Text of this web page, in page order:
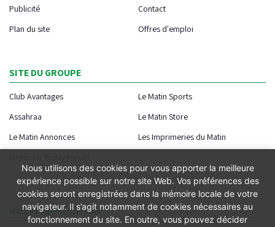
Publicité
Contact
Plan du site
Offres d'emploi
SITE DU GROUPE
Club Avantages
Le Matin Sports
Assahraa
Le Matin Store
Le Matin Annonces
Les Imprimeries du Matin
NOTRE APPLICATION
Nous utilisons des cookies pour vous apporter la meilleure
expérience possible sur notre site Web. Vos préférences des
cookies seront enregistrées dans la mémoire locale de votre
navigateur. Il s’agit notamment de cookies nécessaires au
fonctionnement du site. En outre, vous pouvez décider